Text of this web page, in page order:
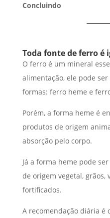
Concluindo
Toda fonte de ferro é
O ferro é um mineral
alimentação, ele pode
formas: ferro heme e
Porém, a forma heme é
produtos de origem
absorção pelo corpo.
Já a forma heme pode
de origem vegetal, grãos,
fortificados.
A recomendação diária é